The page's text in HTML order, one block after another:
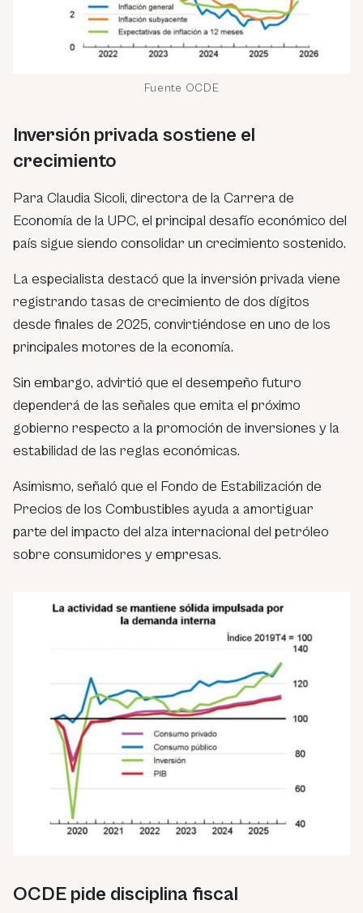
Fuente OCDE
Inversión privada sostiene el
crecimiento
Para Claudia Sicoli, directora de la Carrera de
Economía de la UPC, el principal desafío económico del
país sigue siendo consolidar un crecimiento sostenido.
La especialista destacó que la inversión privada viene
registrando tasas de crecimiento de dos dígitos
desde finales de 2025, convirtiéndose en uno de los
principales motores de la economía.
Sin embargo, advirtió que el desempeño futuro
dependerá de las señales que emita el próximo
gobierno respecto a la promoción de inversiones y la
estabilidad de las reglas económicas.
Asimismo, señaló que el Fondo de Estabilización de
Precios de los Combustibles ayuda a amortiguar
parte del impacto del alza internacional del petróleo
sobre consumidores y empresas.
OCDE pide disciplina fiscal